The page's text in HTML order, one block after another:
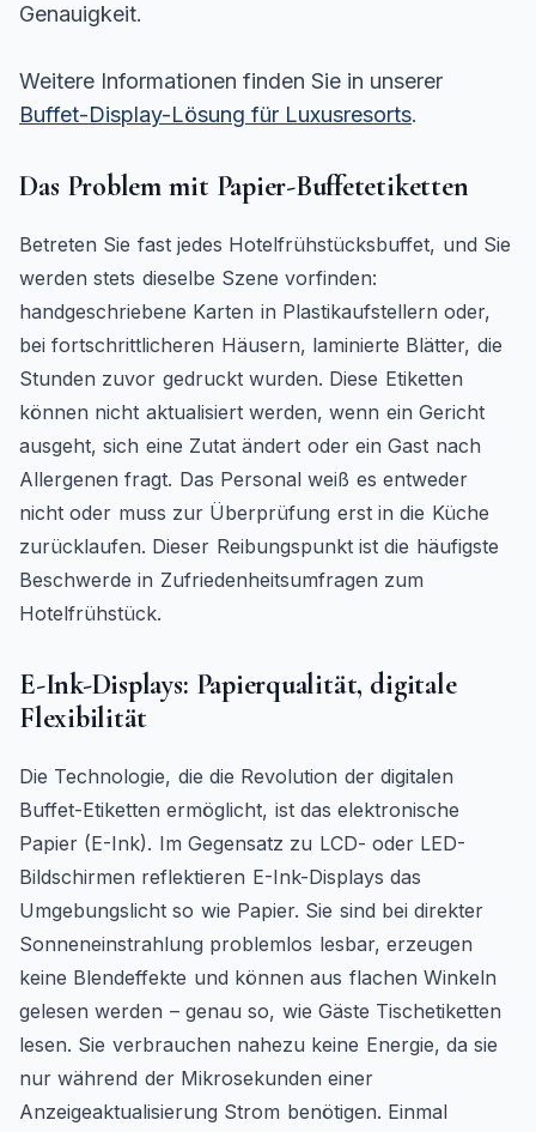
Genauigkeit.
Weitere Informationen finden Sie in unserer
Buffet-Display-Lösung für Luxusresorts.
Das Problem mit Papier-Buffetetiketten
Betreten Sie fast jedes Hotelfrühstücksbuffet, und Sie
werden stets dieselbe Szene vorfinden:
handgeschriebene Karten in Plastikaufstellern oder,
bei fortschrittlicheren Häusern, laminierte Blätter, die
Stunden zuvor gedruckt wurden. Diese Etiketten
können nicht aktualisiert werden, wenn ein Gericht
ausgeht, sich eine Zutat ändert oder ein Gast nach
Allergenen fragt. Das Personal weiß es entweder
nicht oder muss zur Überprüfung erst in die Küche
zurücklaufen. Dieser Reibungspunkt ist die häufigste
Beschwerde in Zufriedenheitsumfragen zum
Hotelfrühstück.
E-Ink-Displays: Papierqualität, digitale
Flexibilität
Die Technologie, die die Revolution der digitalen
Buffet-Etiketten ermöglicht, ist das elektronische
Papier (E-Ink). Im Gegensatz zu LCD- oder LED-
Bildschirmen reflektieren E-Ink-Displays das
Umgebungslicht so wie Papier. Sie sind bei direkter
Sonneneinstrahlung problemlos lesbar, erzeugen
keine Blendeffekte und können aus flachen Winkeln
gelesen werden – genau so, wie Gäste Tischetiketten
lesen. Sie verbrauchen nahezu keine Energie, da sie
nur während der Mikrosekunden einer
Anzeigeaktualisierung Strom benötigen. Einmal